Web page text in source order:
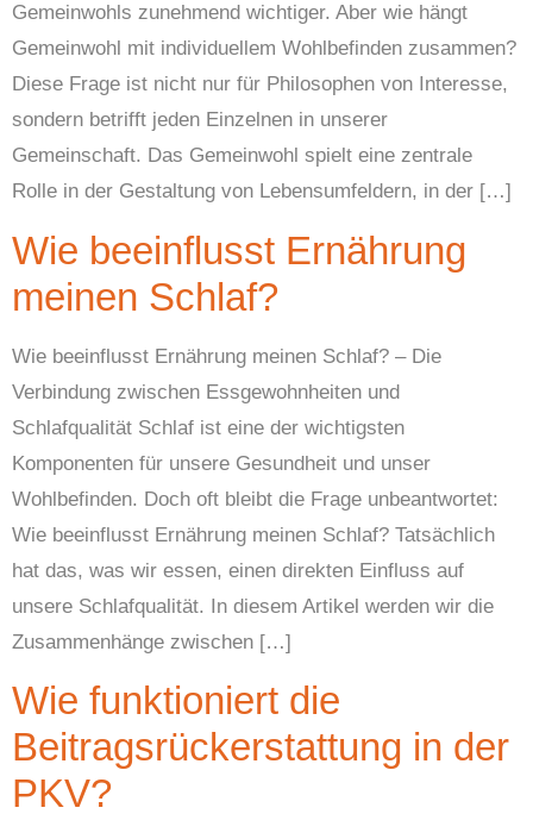
Gemeinwohls zunehmend wichtiger. Aber wie hängt
Gemeinwohl mit individuellem Wohlbefinden zusammen?
Diese Frage ist nicht nur für Philosophen von Interesse,
sondern betrifft jeden Einzelnen in unserer
Gemeinschaft. Das Gemeinwohl spielt eine zentrale
Rolle in der Gestaltung von Lebensumfeldern, in der […]
Wie beeinflusst Ernährung
meinen Schlaf?
Wie beeinflusst Ernährung meinen Schlaf? – Die
Verbindung zwischen Essgewohnheiten und
Schlafqualität Schlaf ist eine der wichtigsten
Komponenten für unsere Gesundheit und unser
Wohlbefinden. Doch oft bleibt die Frage unbeantwortet:
Wie beeinflusst Ernährung meinen Schlaf? Tatsächlich
hat das, was wir essen, einen direkten Einfluss auf
unsere Schlafqualität. In diesem Artikel werden wir die
Zusammenhänge zwischen […]
Wie funktioniert die
Beitragsrückerstattung in der
PKV?